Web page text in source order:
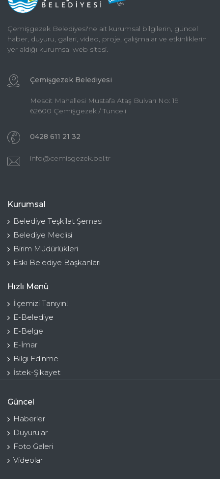
Çemişgezek Belediyesi'ne ait kurumsal bilgilerin, güncel
haber, duyuru, galeri, video, proje, çalışmalar ve etkinliklerin
yer aldığı kurumsal web sitesi.
Çemişgezek Belediyesi
Mescit Mahallesi Mustafa Ataş Bulvarı No: 19
62600 Çemişgezek / Tunceli
0428 611 21 32
info@cemisgezek.bel.tr
Kurumsal
Belediye Teşkilat Şeması
Belediye Meclisi
Birim Müdürlükleri
Eski Belediye Başkanları
Hızlı Menü
İlçemizi Tanıyın!
E-Belediye
E-Belge
E-İmar
Bilgi Edinme
İstek-Şikayet
Güncel
Haberler
Duyurular
Foto Galeri
Videolar